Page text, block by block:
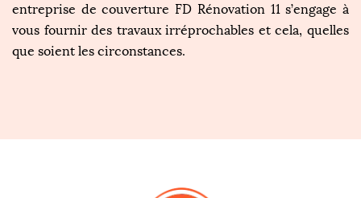
entreprise de couverture FD Rénovation 11 s’engage à
vous fournir des travaux irréprochables et cela, quelles
que soient les circonstances.